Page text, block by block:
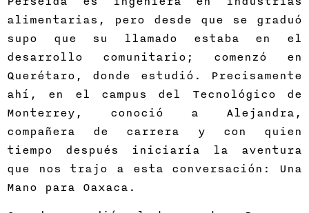
alimentarias, pero desde que se graduó
supo que su llamado estaba en el
desarrollo comunitario; comenzó en
Querétaro, donde estudió. Precisamente
ahí, en el campus del Tecnológico de
Monterrey, conoció a Alejandra,
compañera de carrera y con quien
tiempo después iniciaría la aventura
que nos trajo a esta conversación: Una
Mano para Oaxaca.